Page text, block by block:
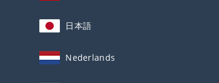
日本語
Nederlands